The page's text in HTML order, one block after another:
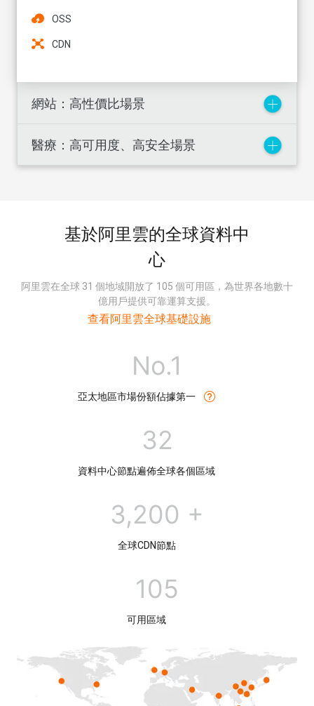
OSS
CDN
網站：高性價比場景
醫療：高可用度、高安全場景
基於阿里雲的全球資料中
心
阿里雲在全球 31 個地域開放了 105 個可用區，為世界各地數十
億用戶提供可靠運算支援。
查看阿里雲全球基礎設施
No.1
亞太地區市場份額佔據第一
32
資料中心節點遍佈全球各個區域
3,200 +
全球CDN節點
105
可用區域